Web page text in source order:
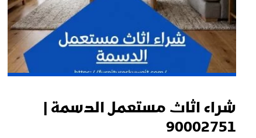
شراء اثاث مستعمل الدسمة |
90002751